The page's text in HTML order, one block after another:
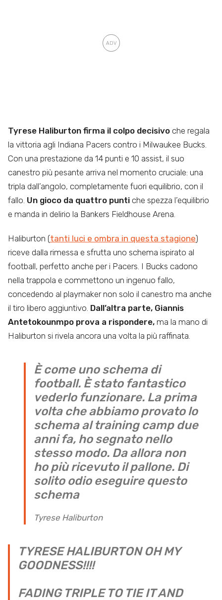
Tyrese Haliburton firma il colpo decisivo che regala
la vittoria agli Indiana Pacers contro i Milwaukee Bucks.
Con una prestazione da 14 punti e 10 assist, il suo
canestro più pesante arriva nel momento cruciale: una
tripla dall’angolo, completamente fuori equilibrio, con il
fallo. Un gioco da quattro punti che spezza l’equilibrio
e manda in delirio la Bankers Fieldhouse Arena.
Haliburton (tanti luci e ombra in questa stagione)
riceve dalla rimessa e sfrutta uno schema ispirato al
football, perfetto anche per i Pacers. I Bucks cadono
nella trappola e commettono un ingenuo fallo,
concedendo al playmaker non solo il canestro ma anche
il tiro libero aggiuntivo. Dall’altra parte, Giannis
Antetokounmpo prova a rispondere, ma la mano di
Haliburton si rivela ancora una volta la più raffinata.
È come uno schema di
football. È stato fantastico
vederlo funzionare. La prima
volta che abbiamo provato lo
schema al training camp due
anni fa, ho segnato nello
stesso modo. Da allora non
ho più ricevuto il pallone. Di
solito odio eseguire questo
schema
Tyrese Haliburton
TYRESE HALIBURTON OH MY
GOODNESS!!!!
FADING TRIPLE TO TIE IT AND